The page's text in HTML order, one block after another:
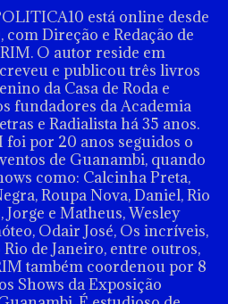
está online desde
com Direção e Redação de
O autor reside em
e publicou três livros
da Casa de Roda e
fundadores da Academia
e Radialista há 35 anos.
foi por 20 anos seguidos o
de Guanambi, quando
como: Calcinha Preta,
Roupa Nova, Daniel, Rio
Jorge e Matheus, Wesley
Odair José, Os incríveis,
de Janeiro, entre outros,
também coordenou por 8
Shows da Exposição